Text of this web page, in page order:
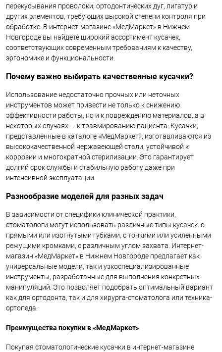
перекусывания проволоки, ортодонтических дуг, лигатур и
других элементов, требующих высокой степени контроля при
обработке. В интернет-магазине «МедМаркет» в Нижнем
Новгороде вы найдете широкий ассортимент кусачек,
соответствующих современным требованиям к качеству,
эргономике и функциональности.
Почему важно выбирать качественные кусачки?
Использование недостаточно прочных или неточных
инструментов может привести не только к снижению
эффективности работы, но и к повреждению материалов, а в
некоторых случаях — к травмированию пациента. Кусачки,
представленные в каталоге «МедМаркет», изготавливаются из
высококачественной нержавеющей стали, устойчивой к
коррозии и многократной стерилизации. Это гарантирует
долгий срок службы и стабильную работу даже при
интенсивной эксплуатации.
Разнообразие моделей для разных задач
В зависимости от специфики клинической практики,
стоматологи могут использовать различные типы кусачек: с
прямыми или изогнутыми губками, с тонкими или усиленными
режущими кромками, с различным углом захвата. Интернет-
магазин «МедМаркет» в Нижнем Новгороде предлагает как
универсальные модели, так и узкоспециализированные
инструменты, разработанные для выполнения конкретных
манипуляций. Это позволяет подобрать оптимальный вариант
как для ортодонта, так и для хирурга-стоматолога или техника-
ортопеда.
Преимущества покупки в «МедМаркет»
Покупая стоматологические кусачки в интернет-магазине